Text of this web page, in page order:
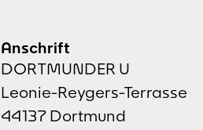
Anschrift
DORTMUNDER U
Leonie-Reygers-Terrasse
44137 Dortmund